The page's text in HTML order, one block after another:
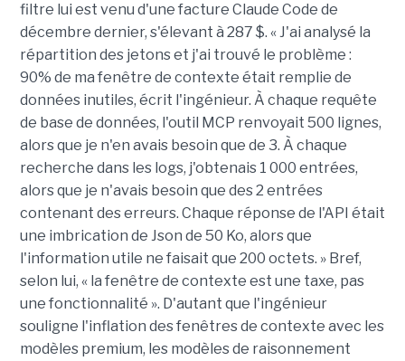
filtre lui est venu d'une facture Claude Code de
décembre dernier, s'élevant à 287 $. « J'ai analysé la
répartition des jetons et j'ai trouvé le problème :
90% de ma fenêtre de contexte était remplie de
données inutiles, écrit l'ingénieur. À chaque requête
de base de données, l'outil MCP renvoyait 500 lignes,
alors que je n'en avais besoin que de 3. À chaque
recherche dans les logs, j'obtenais 1 000 entrées,
alors que je n'avais besoin que des 2 entrées
contenant des erreurs. Chaque réponse de l'API était
une imbrication de Json de 50 Ko, alors que
l'information utile ne faisait que 200 octets. » Bref,
selon lui, « la fenêtre de contexte est une taxe, pas
une fonctionnalité ». D'autant que l'ingénieur
souligne l'inflation des fenêtres de contexte avec les
modèles premium, les modèles de raisonnement